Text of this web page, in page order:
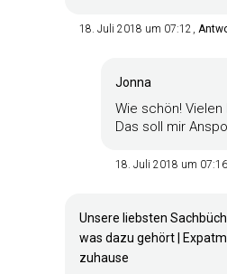
18. Juli 2018 um 07:12
Jonna
Wie schön! Vielen
Das soll mir
18. Juli 2018 um
Unsere liebsten
was dazu gehört |
zuhause